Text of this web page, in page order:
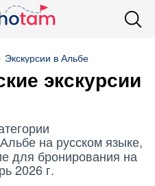
Экскурсии в Альбе
экскурсии
на русском языке,
для бронирования на
2026 г.